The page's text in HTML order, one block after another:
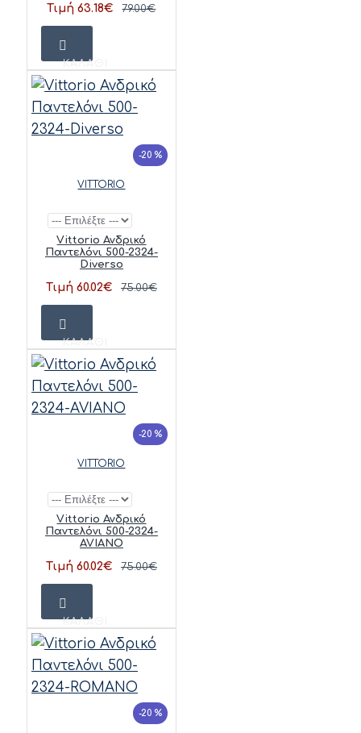
Τιμή 63.18€ 79.00€
ΚΑΛΆΘΙ
-20 %
VITTORIO
Vittorio Ανδρικό
Παντελόνι 500-2324-
Diverso
Τιμή 60.02€ 75.00€
ΚΑΛΆΘΙ
-20 %
VITTORIO
Vittorio Ανδρικό
Παντελόνι 500-2324-
AVIANO
Τιμή 60.02€ 75.00€
ΚΑΛΆΘΙ
-20 %